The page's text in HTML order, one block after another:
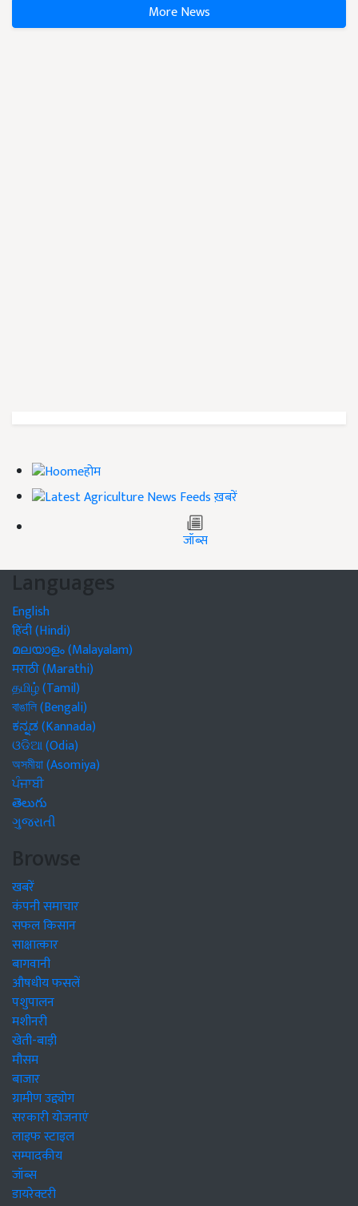
More News
होम
ख़बरें
जॉब्स
Languages
English
हिंदी (Hindi)
മലയാളം (Malayalam)
मराठी (Marathi)
தமிழ் (Tamil)
বাঙালি (Bengali)
ಕನ್ನಡ (Kannada)
ଓଡିଆ (Odia)
অসমীয়া (Asomiya)
ਪੰਜਾਬੀ
తెలుగు
ગુજરાતી
Browse
खबरें
कंपनी समाचार
सफल किसान
साक्षात्कार
बागवानी
औषधीय फसलें
पशुपालन
मशीनरी
खेती-बाड़ी
मौसम
बाजार
ग्रामीण उद्द्योग
सरकारी योजनाएं
लाइफ स्टाइल
सम्पादकीय
जॉब्स
डायरेक्टरी